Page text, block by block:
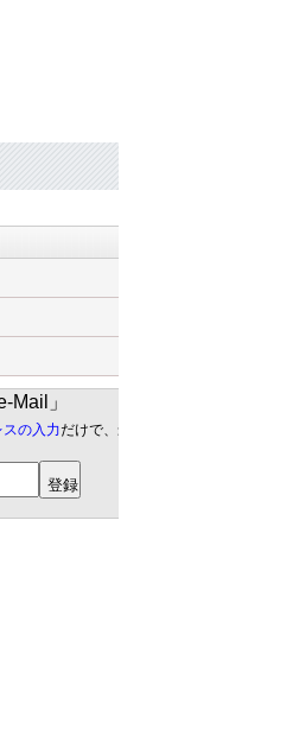
Mail」
スの入力だけで、最新